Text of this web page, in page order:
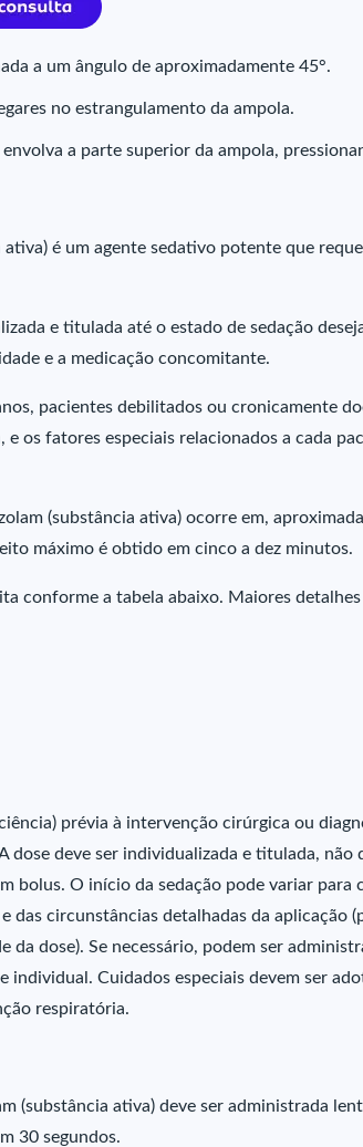
a um ângulo de aproximadamente 45°.
no estrangulamento da ampola.
a parte superior da ampola,
é um agente sedativo potente que
e titulada até o estado de sedação
e a medicação concomitante.
pacientes debilitados ou cronicamente
os fatores especiais relacionados a cada
(substância ativa) ocorre em,
máximo é obtido em cinco a dez minutos.
conforme a tabela abaixo. Maiores
prévia à intervenção cirúrgica ou
dose deve ser individualizada e titulada,
bolus. O início da sedação pode variar para
das circunstâncias detalhadas da aplicação
da dose). Se necessário, podem ser
individual. Cuidados especiais devem ser
respiratória.
(substância ativa) deve ser administrada
30 segundos.